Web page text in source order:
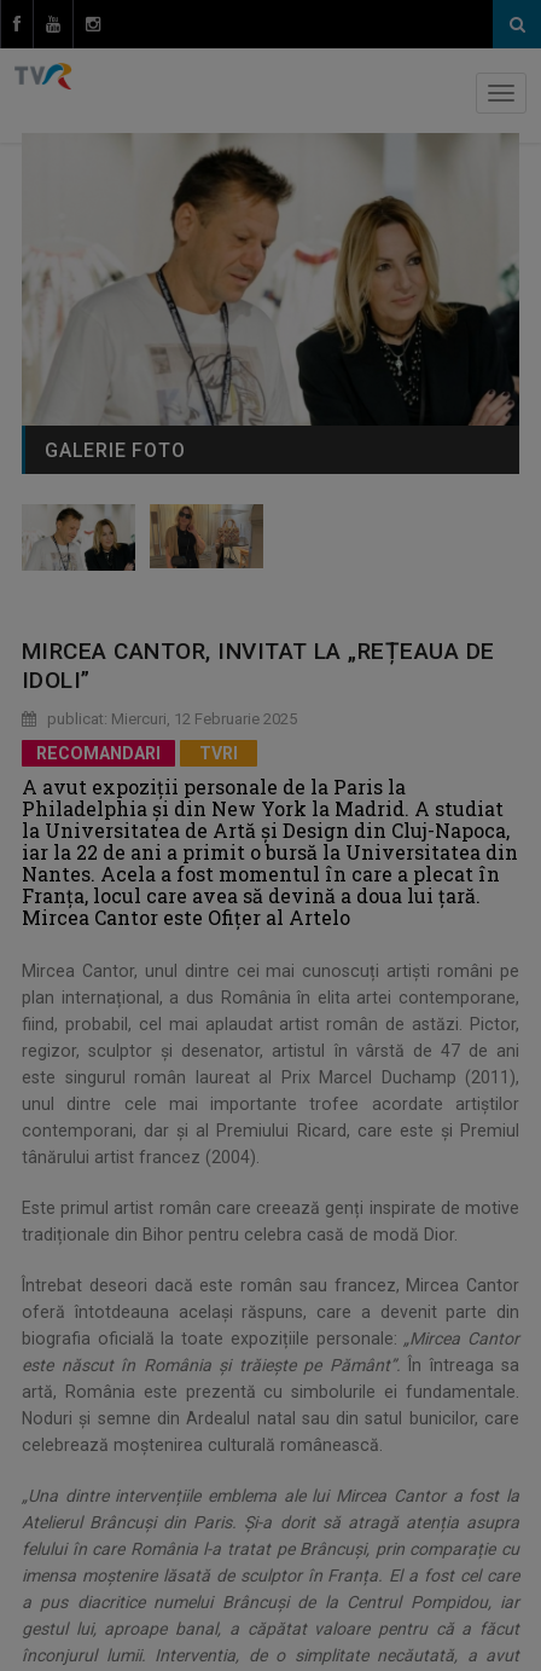
GALERIE FOTO
MIRCEA CANTOR, INVITAT LA „REȚEAUA DE
IDOLI”
publicat: Miercuri, 12 Februarie 2025
RECOMANDARI TVRI
A avut expoziții personale de la Paris la
Philadelphia și din New York la Madrid. A studiat
la Universitatea de Artă și Design din Cluj-Napoca,
iar la 22 de ani a primit o bursă la Universitatea din
Nantes. Acela a fost momentul în care a plecat în
Franța, locul care avea să devină a doua lui țară.
Mircea Cantor este Ofițer al Artelo
Mircea Cantor, unul dintre cei mai cunoscuți artiști români pe
plan internațional, a dus România în elita artei contemporane,
fiind, probabil, cel mai aplaudat artist român de astăzi. Pictor,
regizor, sculptor și desenator, artistul în vârstă de 47 de ani
este singurul român laureat al Prix Marcel Duchamp (2011),
unul dintre cele mai importante trofee acordate artiștilor
contemporani, dar și al Premiului Ricard, care este și Premiul
tânărului artist francez (2004).
Este primul artist român care creează genți inspirate de motive
tradiționale din Bihor pentru celebra casă de modă Dior.
Întrebat deseori dacă este român sau francez, Mircea Cantor
oferă întotdeauna același răspuns, care a devenit parte din
biografia oficială la toate expozițiile personale: „Mircea Cantor
este născut în România și trăiește pe Pământ”. În întreaga sa
artă, România este prezentă cu simbolurile ei fundamentale.
Noduri și semne din Ardealul natal sau din satul bunicilor, care
celebrează moștenirea culturală românească.
„Una dintre intervențiile emblema ale lui Mircea Cantor a fost la
Atelierul Brâncuși din Paris. Și-a dorit să atragă atenția asupra
felului în care România l-a tratat pe Brâncuși, prin comparație cu
imensa moștenire lăsată de sculptor în Franța. El a fost cel care
a pus diacritice numelui Brâncuși de la Centrul Pompidou, iar
gestul lui, aproape banal, a căpătat valoare pentru că a făcut
înconjurul lumii. Interventia, de o simplitate necăutată, a avut